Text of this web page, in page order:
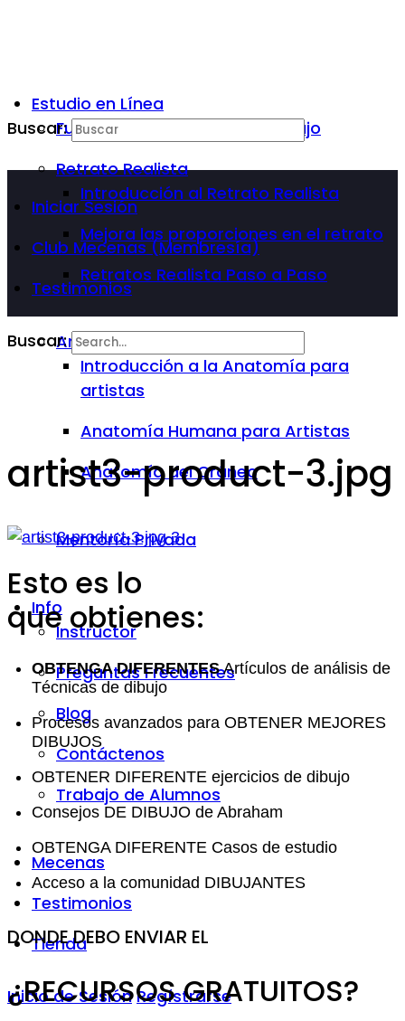
Estudio en Línea
Fundamentos Básicos del Dibujo
Retrato Realista
Introducción al Retrato Realista
Mejora las proporciones en el retrato
Retratos Realista Paso a Paso
Anatomía Para Artista
Introducción a la Anatomía para
artistas
Anatomía Humana para Artistas
Anatomía del Cráneo
Mentoría Privada
Info
Instructor
Preguntas Frecuentes
Blog
Contáctenos
Trabajo de Alumnos
Mecenas
Testimonios
Tienda
Inicio de Sesión Regístrarse
Buscar:
Iniciar Sesión
Club Mecenas (Membresía)
Testimonios
Buscar:
artist3-product-3.jpg
Esto es lo
que obtienes:
OBTENGA DIFERENTESArtículos de análisis de
Técnicas de dibujo
Procesos avanzados para OBTENER MEJORES
DIBUJOS
OBTENER DIFERENTE ejercicios de dibujo
Consejos DE DIBUJO de Abraham
OBTENGA DIFERENTE Casos de estudio
Acceso a la comunidad DIBUJANTES
DONDE DEBO ENVIAR EL
¿RECURSOS GRATUITOS?